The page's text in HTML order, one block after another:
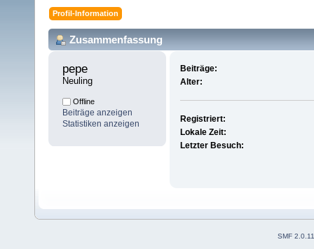
Profil-Information
Zusammenfassung
pepe
Neuling
Offline
Beiträge anzeigen
Statistiken anzeigen
Beiträge:
Alter:
Registriert:
Lokale Zeit:
Letzter Besuch:
SMF 2.0.11